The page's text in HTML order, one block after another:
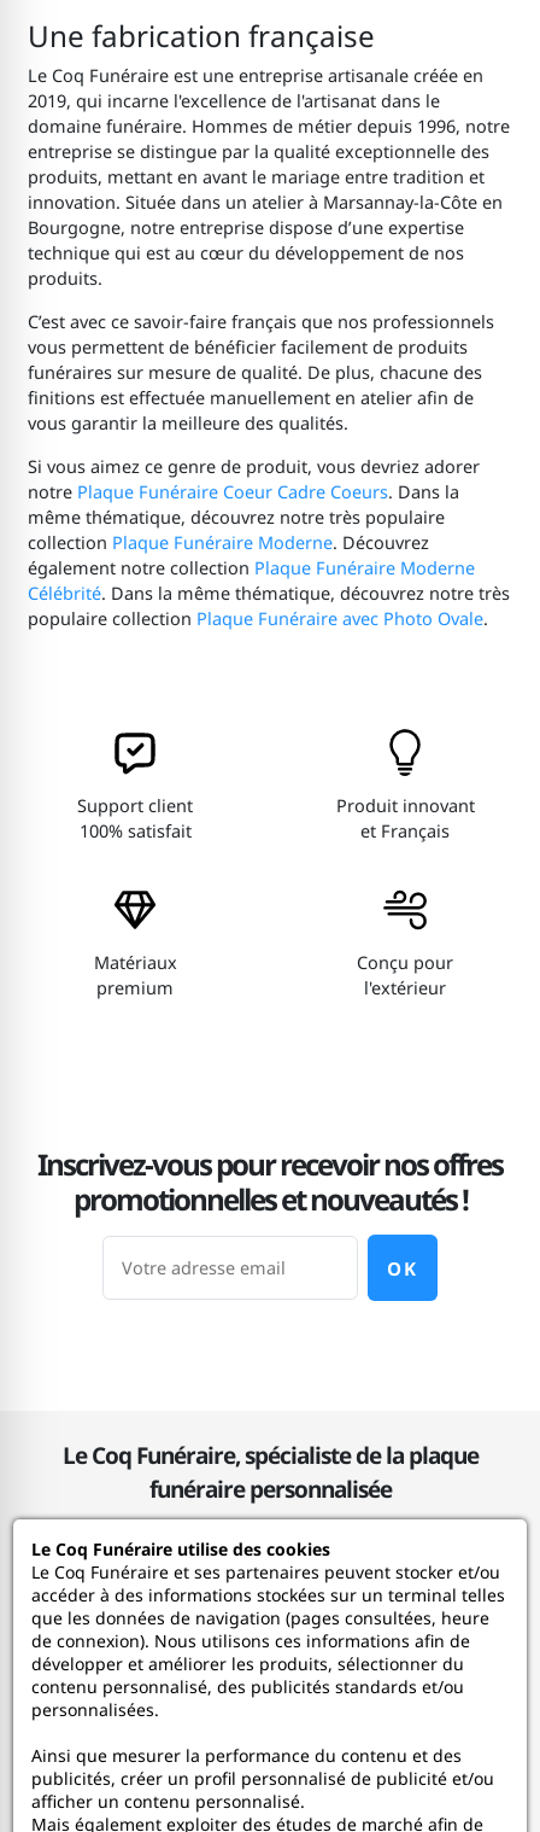
Une fabrication française
Le Coq Funéraire est une entreprise artisanale créée en
2019, qui incarne l'excellence de l'artisanat dans le
domaine funéraire. Hommes de métier depuis 1996, notre
entreprise se distingue par la qualité exceptionnelle des
produits, mettant en avant le mariage entre tradition et
innovation. Située dans un atelier à Marsannay-la-Côte en
Bourgogne, notre entreprise dispose d’une expertise
technique qui est au cœur du développement de nos
produits.
C’est avec ce savoir-faire français que nos professionnels
vous permettent de bénéficier facilement de produits
funéraires sur mesure de qualité. De plus, chacune des
finitions est effectuée manuellement en atelier afin de
vous garantir la meilleure des qualités.
Si vous aimez ce genre de produit, vous devriez adorer
notre Plaque Funéraire Coeur Cadre Coeurs. Dans la
même thématique, découvrez notre très populaire
collection Plaque Funéraire Moderne. Découvrez
également notre collection Plaque Funéraire Moderne
Célébrité. Dans la même thématique, découvrez notre très
populaire collection Plaque Funéraire avec Photo Ovale.
Support client
100% satisfait
Produit innovant
et Français
Matériaux
premium
Conçu pour
l'extérieur
Inscrivez-vous pour recevoir nos offres
promotionnelles et nouveautés !
OK
Le Coq Funéraire, spécialiste de la plaque
funéraire personnalisée
Le Coq Funéraire
Nos services
Mon Compte
Aide
A propos
Le Coq Funéraire utilise des cookies
Le Coq Funéraire et ses partenaires peuvent stocker et/ou
accéder à des informations stockées sur un terminal telles
que les données de navigation (pages consultées, heure
de connexion). Nous utilisons ces informations afin de
développer et améliorer les produits, sélectionner du
contenu personnalisé, des publicités standards et/ou
personnalisées.
Ainsi que mesurer la performance du contenu et des
publicités, créer un profil personnalisé de publicité et/ou
afficher un contenu personnalisé.
Mais également exploiter des études de marché afin de